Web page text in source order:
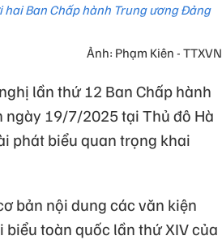
hai Ban Chấp hành Trung ương Đảng
Ảnh: Phạm Kiên - TTXVN
lần thứ 12 Ban Chấp hành
19/7/2025 tại Thủ đô Hà
phát biểu quan trọng khai
bản nội dung các văn kiện
toàn quốc lần thứ XIV của